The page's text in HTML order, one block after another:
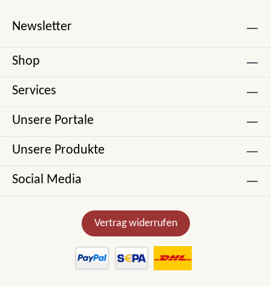
Newsletter
Shop
Services
Unsere Portale
Unsere Produkte
Social Media
Vertrag widerrufen